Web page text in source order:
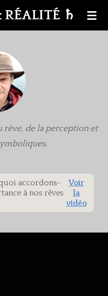
RÉALITÉ ♄
rêve, de la perception et
accordons-
à nos rêves
Voir
la
vidéo